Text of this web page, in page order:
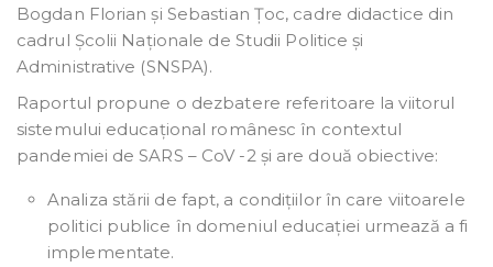
Bogdan Florian și Sebastian Țoc, cadre didactice din
cadrul Școlii Naționale de Studii Politice și
Administrative (SNSPA).
Raportul propune o dezbatere referitoare la viitorul
sistemului educațional românesc în contextul
pandemiei de SARS – CoV -2 și are două obiective:
Analiza stării de fapt, a condițiilor în care viitoarele
politici publice în domeniul educației urmează a fi
implementate.